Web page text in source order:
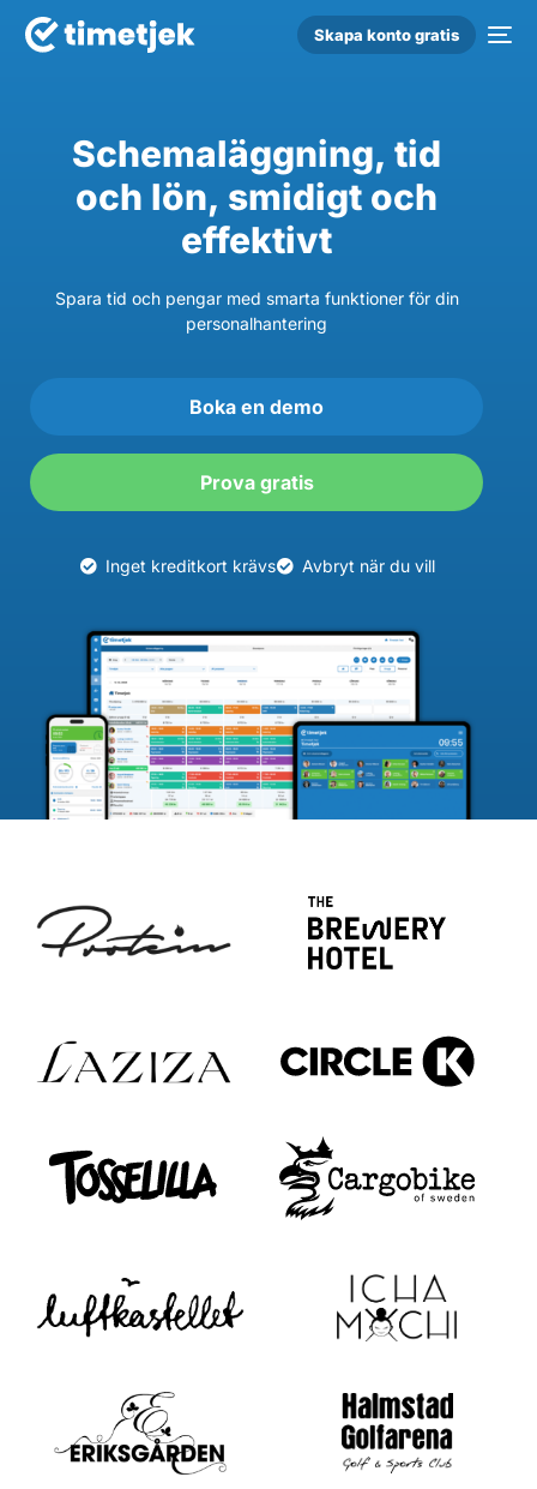
Skapa konto gratis
Schemaläggning, tid
och lön, smidigt och
effektivt
Spara tid och pengar med smarta funktioner för din
personalhantering
Boka en demo
Prova gratis
Inget kreditkort krävs Avbryt när du vill